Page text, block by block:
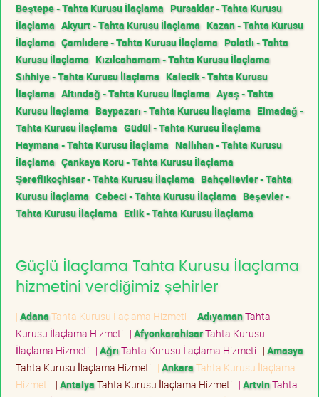
Beştepe - Tahta Kurusu İlaçlama Pursaklar - Tahta Kurusu
İlaçlama Akyurt - Tahta Kurusu İlaçlama Kazan - Tahta Kurusu
İlaçlama Çamlıdere - Tahta Kurusu İlaçlama Polatlı - Tahta
Kurusu İlaçlama Kızılcahamam - Tahta Kurusu İlaçlama
Sıhhiye - Tahta Kurusu İlaçlama Kalecik - Tahta Kurusu
İlaçlama Altındağ - Tahta Kurusu İlaçlama Ayaş - Tahta
Kurusu İlaçlama Baypazarı - Tahta Kurusu İlaçlama Elmadağ -
Tahta Kurusu İlaçlama Güdül - Tahta Kurusu İlaçlama
Haymana - Tahta Kurusu İlaçlama Nallıhan - Tahta Kurusu
İlaçlama Çankaya Koru - Tahta Kurusu İlaçlama
Şereflikoçhisar - Tahta Kurusu İlaçlama Bahçelievler - Tahta
Kurusu İlaçlama Cebeci - Tahta Kurusu İlaçlama Beşevler -
Tahta Kurusu İlaçlama Etlik - Tahta Kurusu İlaçlama
Güçlü İlaçlama Tahta Kurusu İlaçlama
hizmetini verdiğimiz şehirler
| AdanaTahta Kurusu İlaçlama Hizmeti | AdıyamanTahta
Kurusu İlaçlama Hizmeti | AfyonkarahisarTahta Kurusu
İlaçlama Hizmeti | AğrıTahta Kurusu İlaçlama Hizmeti | Amasya
Tahta Kurusu İlaçlama Hizmeti | AnkaraTahta Kurusu İlaçlama
Hizmeti | AntalyaTahta Kurusu İlaçlama Hizmeti | ArtvinTahta